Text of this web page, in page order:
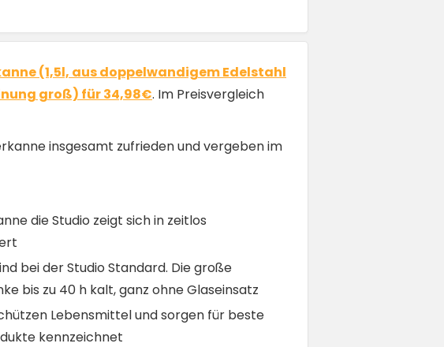
(1,5l, aus doppelwandigem Edelstahl
groß) für 34,98€. Im Preisvergleich
insgesamt zufrieden und vergeben im
die Studio zeigt sich in zeitlos
bei der Studio Standard. Die große
bis zu 40 h kalt, ganz ohne Glaseinsatz
Lebensmittel und sorgen für beste
kennzeichnet